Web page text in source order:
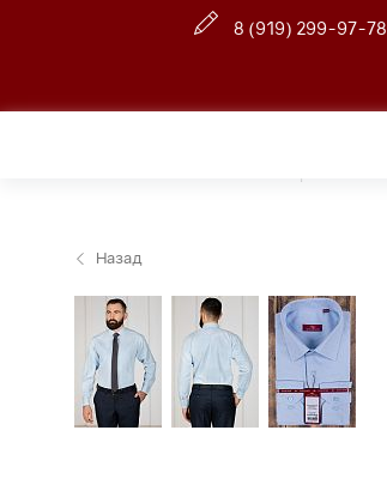
8 (919) 299-97-78
Назад